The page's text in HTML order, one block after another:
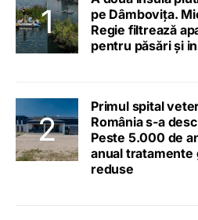
pe Dâmbovița.
Regie filtrează
pentru păsări și
Primul spital
România s-a
Peste 5.000 de
anual tratamente
reduse